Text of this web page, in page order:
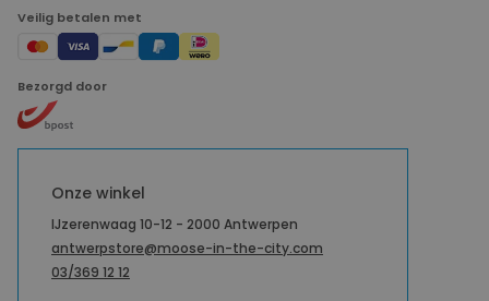
Veilig betalen met
Bezorgd door
Onze winkel
IJzerenwaag 10-12 - 2000 Antwerpen
antwerpstore@moose-in-the-city.com
03/369 12 12